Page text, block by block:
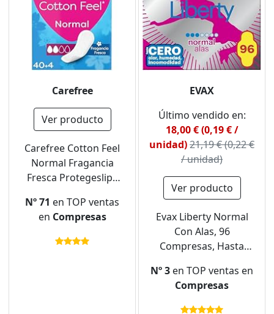
Carefree
Ver producto
Carefree Cotton Feel
Normal Fragancia
Fresca Protegeslips
protegeslips
absorbentes y
transpirables sin
Nº 71 en TOP ventas
en Compresas
EVAX
Último vendido en:
18,00 € (0,19 € /
unidad)21,19 € (0,22 €
/ unidad)
Ver producto
Evax Liberty Normal
Con Alas, 96
Compresas, Hasta
Incomodidad -
Formato Ahorro
Nº 3 en TOP ventas en
Compresas